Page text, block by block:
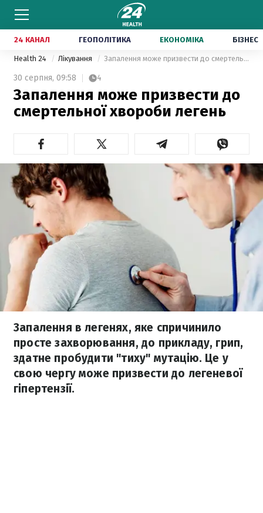
24 КАНАЛ ГЕОПОЛІТИКА ЕКОНОМІКА БІЗНЕС
Health 24 Лікування Запалення може призвести до смертельної хвороби легень
30 серпня, 09:58 4
Запалення може призвести до
смертельної хвороби легень
Запалення в легенях, яке спричинило
просте захворювання, до прикладу, грип,
здатне пробудити "тиху" мутацію. Це у
свою чергу може призвести до легеневої
гіпертензії.